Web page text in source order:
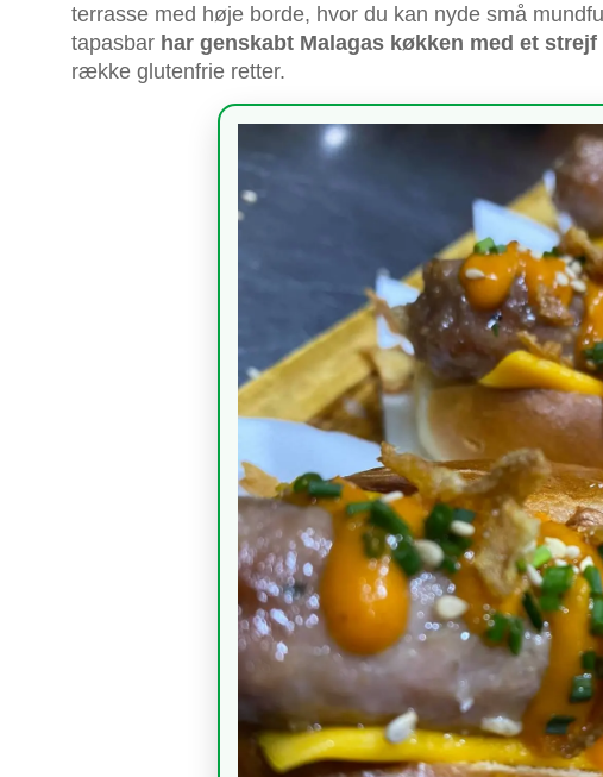
terrasse med høje borde, hvor du kan nyde små
tapasbar har genskabt Malagas køkken med et
række glutenfrie retter.